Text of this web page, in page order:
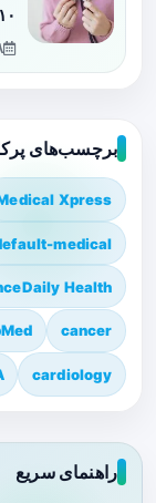
۱۰ ساعت در هفته
برچسب‌های
Xpress
medical
Health
cancer
cardiology
راهنمای سریع